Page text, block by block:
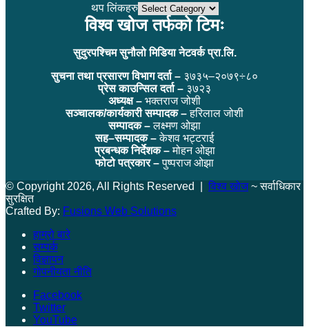
थप लिंकहरु
विश्व खोज तर्फको टिमः
सुदुरपश्चिम सुनौलो मिडिया नेटवर्क प्रा.लि.
सुचना तथा प्रसारण विभाग दर्ता – ३७३५–२०७९÷८०
प्रेस काउन्सिल दर्ता – ३७२३
अध्यक्ष – भक्तराज जोशी
सञ्चालक/कार्यकारी सम्पादक –हरिलाल जोशी
सम्पादक –लक्ष्मण ओझा
सह–सम्पादक –केशव भट्टराई
प्रबन्धक निर्देशक –मोहन ओझा
फोटो पत्रकार –पुष्पराज ओझा
© Copyright 2026, All Rights Reserved | विश्व खोज~ सर्वाधिकार
सुरक्षित
Crafted By: Fusions Web Solutions
हाम्रो बारे
सम्पर्क
विज्ञापन
गोपनीयता नीति
Facebook
Twitter
YouTube